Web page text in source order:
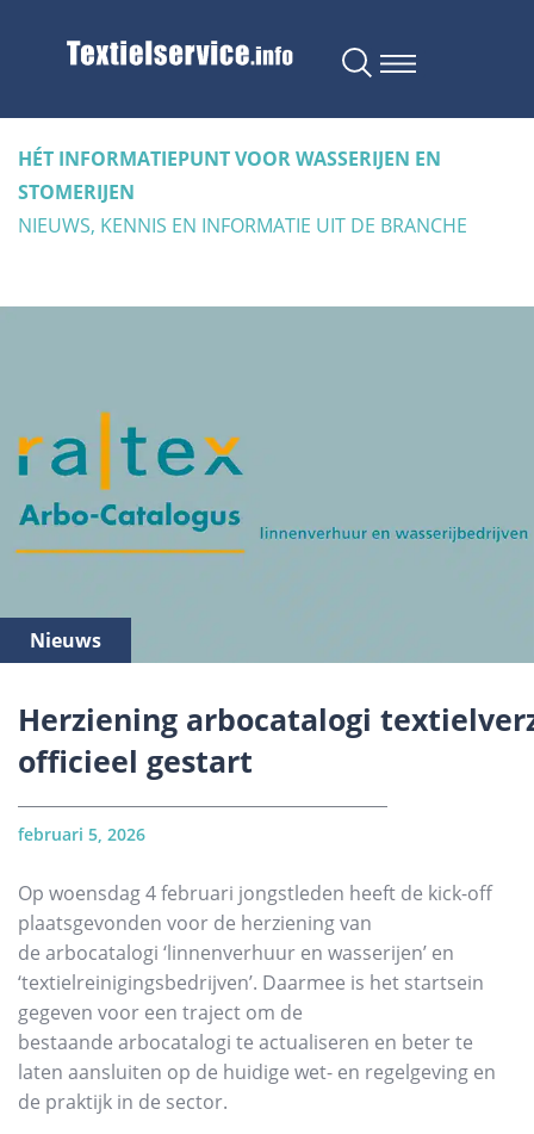
HÉT INFORMATIEPUNT VOOR WASSERIJEN EN
STOMERIJEN
NIEUWS, KENNIS EN INFORMATIE UIT DE BRANCHE
Nieuws
Herziening arbocatalogi
officieel gestart
februari 5, 2026
Op woensdag 4 februari jongstleden heeft de kick-off
plaatsgevonden voor de herziening van
de arbocatalogi ‘linnenverhuur en wasserijen’ en
‘textielreinigingsbedrijven’. Daarmee is het startsein
gegeven voor een traject om de
bestaande arbocatalogi te actualiseren en beter te
laten aansluiten op de huidige wet- en regelgeving en
de praktijk in de sector.